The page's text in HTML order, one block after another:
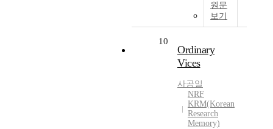
원문
보기
10
Ordinary
Vices
사공일
NRF
KRM(Korean
Research
Memory)